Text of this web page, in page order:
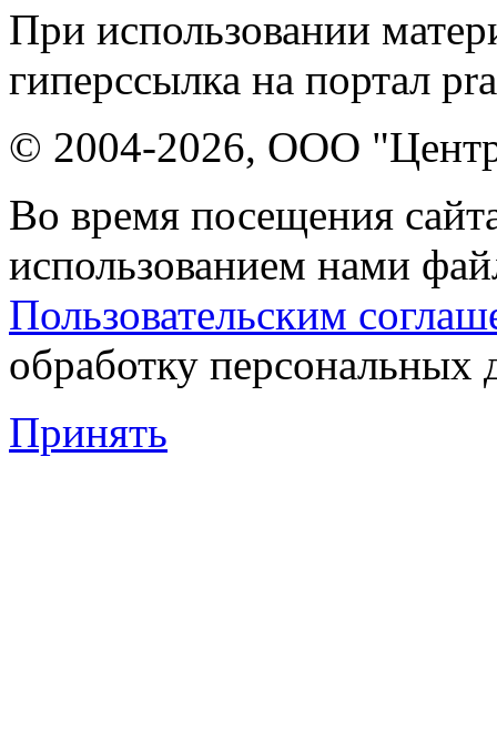
При использовании
гиперссылка на портал
© 2004-2026, ООО "Центр
Во время посещения
использованием нами
Пользовательским
обработку персональных
Принять